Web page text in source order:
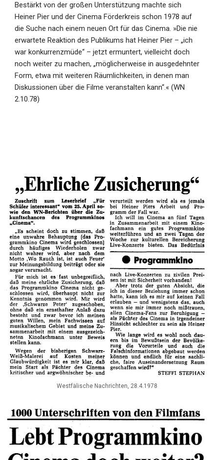
Bestärkt von der großen Unterstützung machte sich
Heiner Pier und der Cinema Förderkreis schon 1978 auf
die Suche nach einem neuen Ort für das Cinema. »Die nie
erwartete Reaktion des Publikums hat Heiner Pier – „ich
war konkurrenzmüde“ – jetzt ermuntert, vielleicht doch
noch weiter zu machen, „möglicherweise in ausgedehnter
Form, etwa mit weiteren Räumlichkeiten, in denen man
Diskussionen über die Filme veranstalten kann“.« (WN
2.10.78)
Westfälische Nachrichten, 28.4.1978